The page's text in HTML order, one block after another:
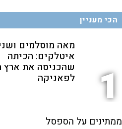
הכי מעניין
1
מאה מוסלמים
איטלקים: הכיתה
שהכניסה את ארץ
לפאניקה
ממתינים על הספסל